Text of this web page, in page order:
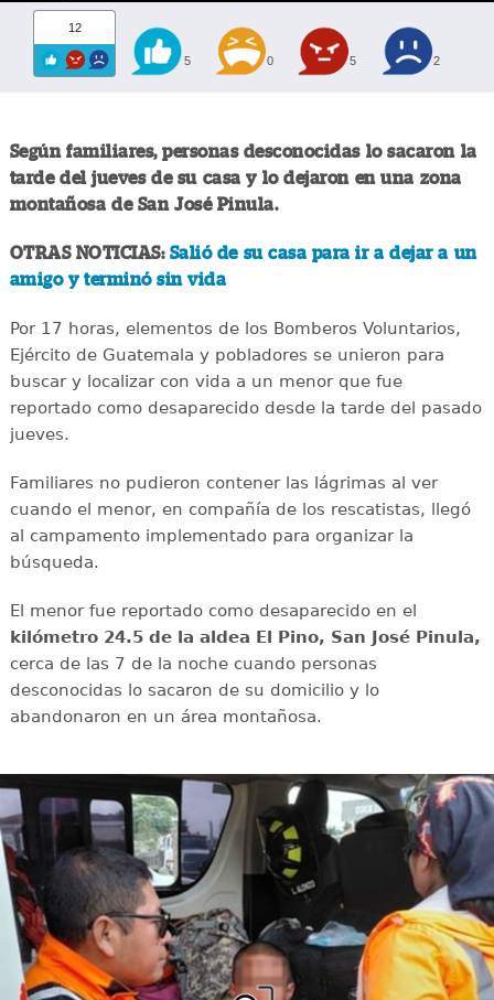
12
5 0 5 2
Según familiares, personas desconocidas lo sacaron la
tarde del jueves de su casa y lo dejaron en una zona
montañosa de San José Pinula.
OTRAS NOTICIAS: Salió de su casa para ir a dejar a un
amigo y terminó sin vida
Por 17 horas, elementos de los Bomberos Voluntarios,
Ejército de Guatemala y pobladores se unieron para
buscar y localizar con vida a un menor que fue
reportado como desaparecido desde la tarde del pasado
jueves.
Familiares no pudieron contener las lágrimas al ver
cuando el menor, en compañía de los rescatistas, llegó
al campamento implementado para organizar la
búsqueda.
El menor fue reportado como desaparecido en el
kilómetro 24.5 de la aldea El Pino, San José Pinula,
cerca de las 7 de la noche cuando personas
desconocidas lo sacaron de su domicilio y lo
abandonaron en un área montañosa.